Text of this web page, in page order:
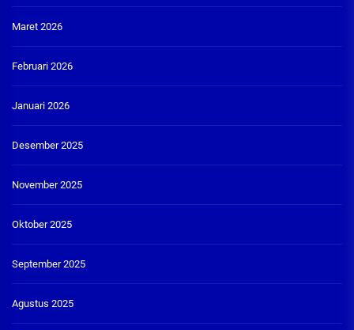
Maret 2026
Februari 2026
Januari 2026
Desember 2025
November 2025
Oktober 2025
September 2025
Agustus 2025